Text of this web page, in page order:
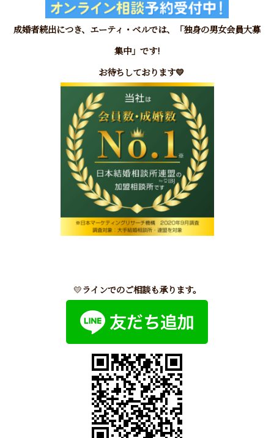
成婚者続出につき、エーティ・ベルでは、
「独身の男女会員大募
集中」です!
お待ちしております💛
💛ラインでのご相談も承ります。